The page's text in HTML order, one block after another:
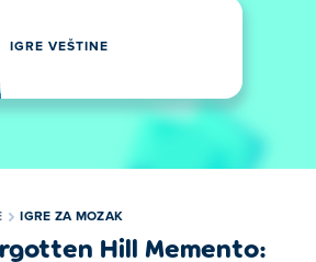
IGRE VEŠTINE
IGRE ZA MOZAK
Hill Memento: